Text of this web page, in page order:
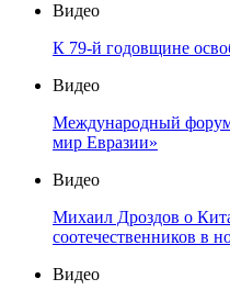
Видео
К 79-й годовщине
Видео
Международный
мир Евразии»
Видео
Михаил Дроздов о
соотечественников в
Видео